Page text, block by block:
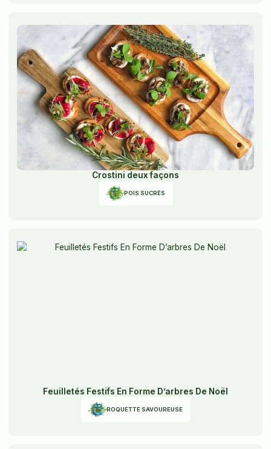
Crostini deux façons
POIS SUCRÉS
Feuilletés Festifs En Forme D’arbres De Noël
ROQUETTE SAVOUREUSE